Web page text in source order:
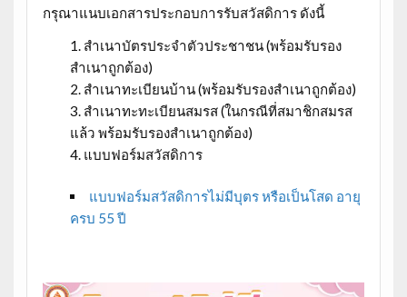
กรุณาแนบเอกสารประกอบการรับสวัสดิการ ดังนี้
สำเนาบัตรประจำตัวประชาชน (พร้อมรับรอง
สำเนาถูกต้อง)
สำเนาทะเบียนบ้าน (พร้อมรับรองสำเนาถูกต้อง)
สำเนาทะทะเบียนสมรส (ในกรณีที่สมาชิกสมรส
แล้ว พร้อมรับรองสำเนาถูกต้อง)
แบบฟอร์มสวัสดิการ
แบบฟอร์มสวัสดิการไม่มีบุตร หรือเป็นโสด อายุ
ครบ 55 ปี